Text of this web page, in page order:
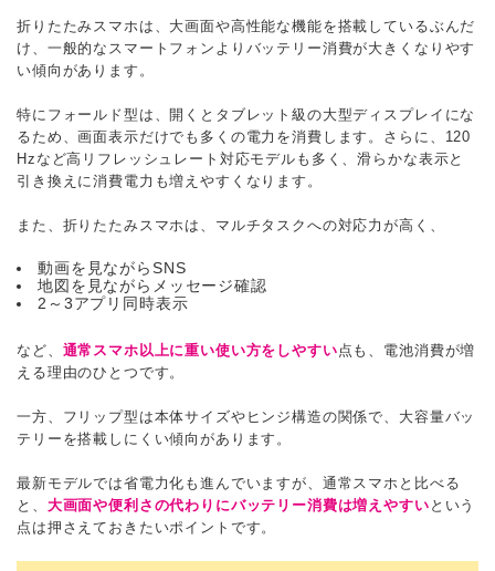
折りたたみスマホは、大画面や高性能な機能を搭載しているぶんだ
け、一般的なスマートフォンよりバッテリー消費が大きくなりやす
い傾向があります。
特にフォールド型は、開くとタブレット級の大型ディスプレイにな
るため、画面表示だけでも多くの電力を消費します。さらに、120
Hzなど高リフレッシュレート対応モデルも多く、滑らかな表示と
引き換えに消費電力も増えやすくなります。
また、折りたたみスマホは、マルチタスクへの対応力が高く、
動画を見ながらSNS
地図を見ながらメッセージ確認
2～3アプリ同時表示
など、 通常スマホ以上に重い使い方をしやすい点も、電池消費が増
える理由のひとつです。
一方、フリップ型は本体サイズやヒンジ構造の関係で、大容量バッ
テリーを搭載しにくい傾向があります。
最新モデルでは省電力化も進んでいますが、通常スマホと比べる
と、 大画面や便利さの代わりにバッテリー消費は増えやすい という
点は押さえておきたいポイントです。